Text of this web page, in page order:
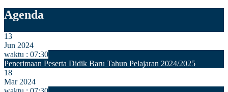
Agenda
13
Jun 2024
waktu : 07:30
Penerimaan Peserta Didik Baru Tahun Pelajaran 2024/2025
18
Mar 2024